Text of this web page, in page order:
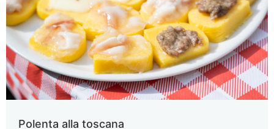
Polenta alla toscana